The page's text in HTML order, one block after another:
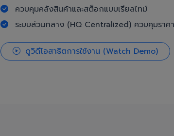
ควบคุมคลังสินค้าและสต็อกแบบเรียลไทม์
ระบบส่วนกลาง (HQ Centralized) ควบคุมราคา
ดูวิดีโอสาธิตการใช้งาน (Watch Demo)